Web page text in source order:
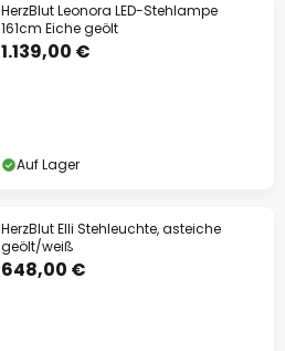
HerzBlut Leonora LED-Stehlampe
161cm Eiche geölt
1.139,00 €
Auf Lager
HerzBlut Elli Stehleuchte, asteiche
geölt/weiß
648,00 €